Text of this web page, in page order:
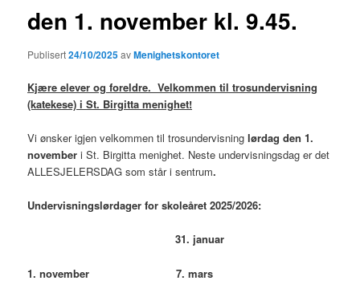
den 1. november kl. 9.45.
Publisert24/10/2025avMenighetskontoret
Kjære elever og foreldre. Velkommen til trosundervisning
(katekese) i St. Birgitta menighet!
Vi ønsker igjen velkommen til trosundervisninglørdag den 1.
novemberi St. Birgitta menighet. Neste undervisningsdag er det
ALLESJELERSDAG som står i sentrum.
Undervisningslørdager for skoleåret 2025/2026:
31. januar
1. november 7. mars